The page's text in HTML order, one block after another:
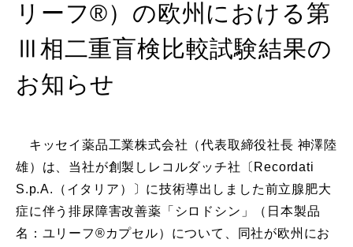
リーフ®）の欧州における第
Ⅲ相二重盲検比較試験結果の
お知らせ
キッセイ薬品工業株式会社（代表取締役社長 神澤陸
雄）は、当社が創製しレコルダッチ社〔Recordati
S.p.A.（イタリア）〕に技術導出しました前立腺肥大
症に伴う排尿障害改善薬「シロドシン」（日本製品
名：ユリーフ®カプセル）について、同社が欧州にお